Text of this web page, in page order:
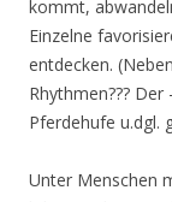
kommt,
Einzelne
entdecken.
Rhythmen???
Pferdehufe u.dgl.
Unter Menschen